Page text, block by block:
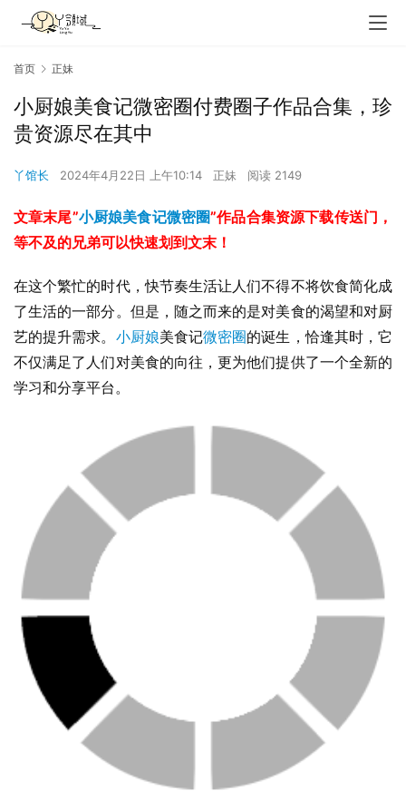
首页 正妹
小厨娘美食记微密圈付费圈子作品合集，珍
贵资源尽在其中
丫馆长 2024年4月22日 上午10:14 正妹 阅读 2149
文章末尾”小厨娘美食记微密圈”作品合集资源下载传送门，
等不及的兄弟可以快速划到文末！
在这个繁忙的时代，快节奏生活让人们不得不将饮食简化成
了生活的一部分。但是，随之而来的是对美食的渴望和对厨
艺的提升需求。 小厨娘美食记微密圈的诞生，恰逢其时，它
不仅满足了人们对美食的向往，更为他们提供了一个全新的
学习和分享平台。